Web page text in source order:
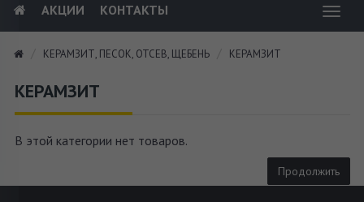
АКЦИИ КОНТАКТЫ
КЕРАМЗИТ, ПЕСОК, ОТСЕВ, ЩЕБЕНЬ КЕРАМЗИТ
КЕРАМЗИТ
В этой категории нет товаров.
Продолжить